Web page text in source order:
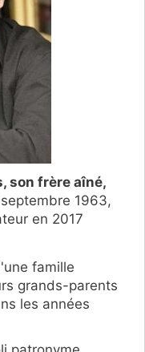
son frère aîné,
septembre 1963,
en 2017
famille
grands-parents
les années